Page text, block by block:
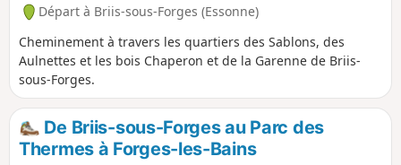
Départ à Briis-sous-Forges (Essonne)
Cheminement à travers les quartiers des Sablons, des
Aulnettes et les bois Chaperon et de la Garenne de Briis-
sous-Forges.
De Briis-sous-Forges au Parc des
Thermes à Forges-les-Bains